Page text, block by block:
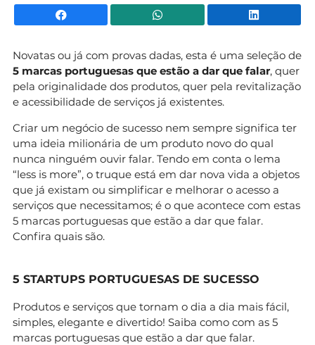
Facebook WhatsApp
Novatas ou já com provas dadas, esta é uma seleção de
5 marcas portuguesas que estão a dar que falar, quer
pela originalidade dos produtos, quer pela revitalização
e acessibilidade de serviços já existentes.
Criar um negócio de sucesso nem sempre significa ter
uma ideia milionária de um produto novo do qual
nunca ninguém ouvir falar. Tendo em conta o lema
“less is more”, o truque está em dar nova vida a objetos
que já existam ou simplificar e melhorar o acesso a
serviços que necessitamos; é o que acontece com estas
5 marcas portuguesas que estão a dar que falar.
Confira quais são.
5 STARTUPS PORTUGUESAS DE SUCESSO
Produtos e serviços que tornam o dia a dia mais fácil,
simples, elegante e divertido! Saiba como com as 5
marcas portuguesas que estão a dar que falar.